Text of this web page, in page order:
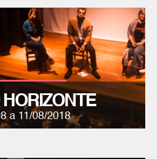
a 11/08/2018